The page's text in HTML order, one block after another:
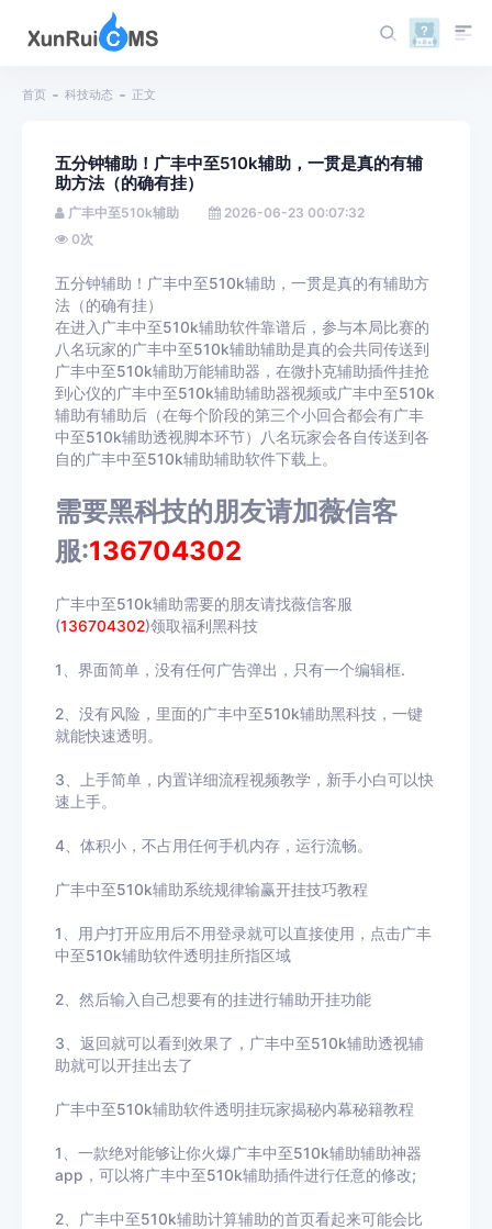
首页 科技动态 正文
五分钟辅助！广丰中至510k辅助，一贯是真的有辅
助方法（的确有挂）
广丰中至510k辅助
2026-06-23 00:07:32
0次
五分钟辅助！广丰中至510k辅助，一贯是真的有辅助方
法（的确有挂）
在进入广丰中至510k辅助软件靠谱后，参与本局比赛的
八名玩家的广丰中至510k辅助辅助是真的会共同传送到
广丰中至510k辅助万能辅助器，在微扑克辅助插件挂抢
到心仪的广丰中至510k辅助辅助器视频或广丰中至510k
辅助有辅助后（在每个阶段的第三个小回合都会有广丰
中至510k辅助透视脚本环节）八名玩家会各自传送到各
自的广丰中至510k辅助辅助软件下载上。
需要黑科技的朋友请加薇信客
服:136704302
广丰中至510k辅助需要的朋友请找薇信客服
(136704302)领取福利黑科技
1、界面简单，没有任何广告弹出，只有一个编辑框.
2、没有风险，里面的广丰中至510k辅助黑科技，一键
就能快速透明。
3、上手简单，内置详细流程视频教学，新手小白可以快
速上手。
4、体积小，不占用任何手机内存，运行流畅。
广丰中至510k辅助系统规律输赢开挂技巧教程
1、用户打开应用后不用登录就可以直接使用，点击广丰
中至510k辅助软件透明挂所指区域
2、然后输入自己想要有的挂进行辅助开挂功能
3 、返回就可以看到效果了， 广丰中至510k辅助透视辅
助就可以开挂出去了
广丰中至510k辅助软件透明挂玩家揭秘内幕秘籍教程
1、一款绝对能够让你火爆广丰中至510k辅助辅助神器
app，可以将广丰中至510k辅助插件进行任意的修改;
2、 广丰中至510k辅助计算辅助的首页看起来可能会比